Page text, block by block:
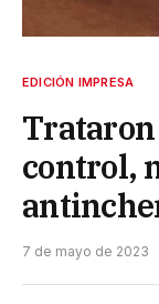
EDICIÓN IMPRESA
control,
7 de mayo de 2023